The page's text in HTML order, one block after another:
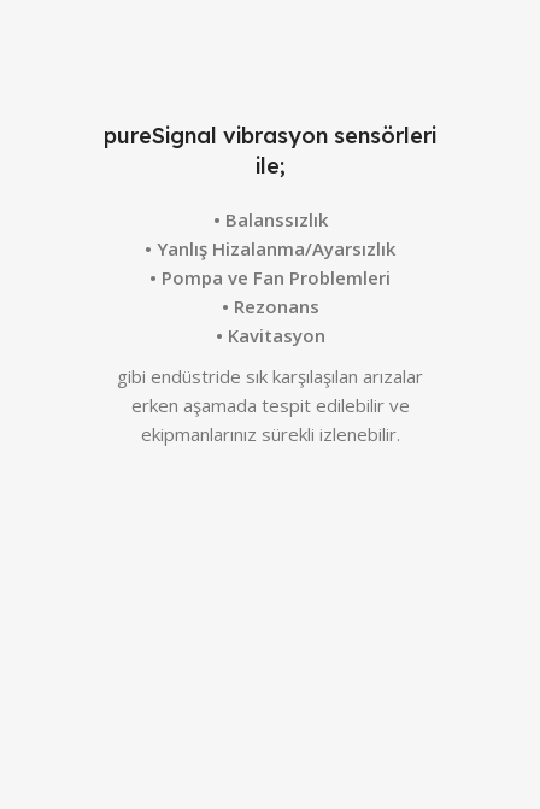
pureSignal vibrasyon sensörleri
ile;
• Balanssızlık
• Yanlış Hizalanma/Ayarsızlık
• Pompa ve Fan Problemleri
• Rezonans
• Kavitasyon
gibi endüstride sık karşılaşılan arızalar
erken aşamada tespit edilebilir ve
ekipmanlarınız sürekli izlenebilir.